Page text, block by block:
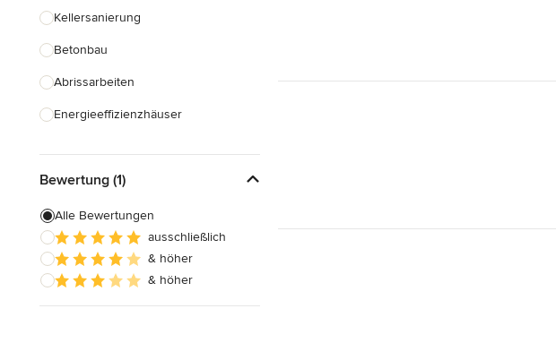
Kellersanierung
Betonbau
Abrissarbeiten
Energieeffizienzhäuser
Garagenbau
Nachhaltiges Bauen
Hausanbau
Hauserweiterungen
Bewertung (1)
Alle Bewertungen
ausschließlich
& höher
& höher